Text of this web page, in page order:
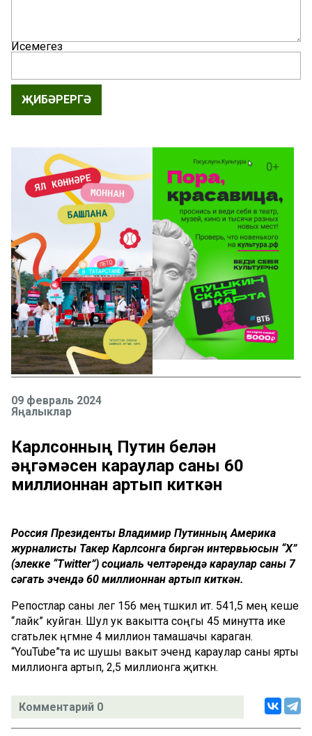
Исемегез
ҖИБӘРЕРГӘ
09 февраль 2024
Яңалыклар
Карлсонның Путин белән
әңгәмәсен караулар саны 60
миллионнан артып киткән
Россия Президенты Владимир Путинның Америка
журналисты Такер Карлсонга биргән интервьюсын “X”
(элекке “Twitter”) социаль челтәрендә караулар саны 7
сәгать эчендә 60 миллионнан артып киткән.
Репостлар саны әлегә 156 мең тәшкил итә. 541,5 мең кеше
“лайк” куйган. Шул ук вакытта соңгы 45 минутта ике
сәгатьлек әңгәмәне 4 миллион тамашачы караган.
“YouTube”та исә шушы вакыт эчендә караулар саны ярты
миллионга артып, 2,5 миллионга җиткән.
Комментарий 0